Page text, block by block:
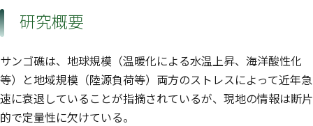
研究概要
サンゴ礁は、地球規模（温暖化による水温上昇、海洋酸性化
等）と地域規模（陸源負荷等）両方のストレスによって近年急
速に衰退していることが指摘されているが、現地の情報は断片
的で定量性に欠けている。